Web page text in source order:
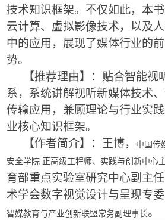
技术知识框架。不仅如此，本书
云计算、虚拟影像技术，以及
中的应用，展现了媒体行业的
势。
【推荐理由】：贴合智能
系，系统讲解视听新媒体技术
传输应用，兼顾理论与行业实
业核心知识框架。
【作者简介】： 王博，
中国传
安全学院 正高级工程师、实践与创新中心
育部重点实验室研究中心副主任
术学会数字视觉设计与呈现专
智媒教育与产业创新联盟常务副理事长。